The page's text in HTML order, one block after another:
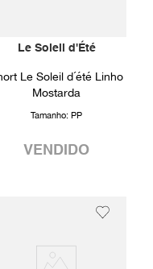
Le Soleil d'Été
Le Soleil d´été Linho
Mostarda
Tamanho: PP
VENDIDO